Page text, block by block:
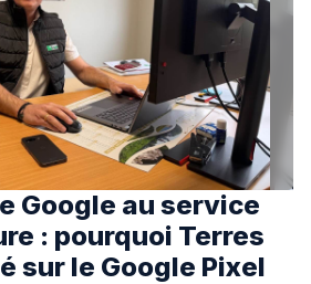
Google au service
: pourquoi Terres
sur le Google Pixel